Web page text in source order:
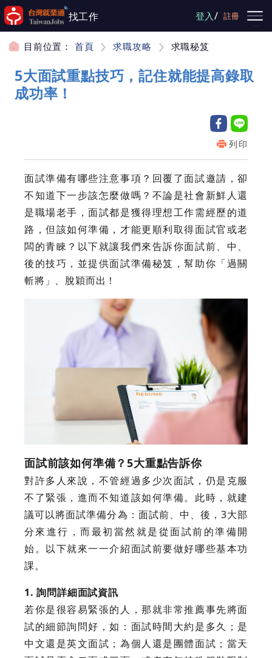
跳到主要內容
找工作 登入/ 註冊
目前位置： 首頁 求職攻略 求職秘笈
5大面試重點技巧，記住就能提高錄取
成功率！
列印
面試準備有哪些注意事項？回覆了面試邀請，卻
不知道下一步該怎麼做嗎？不論是社會新鮮人還
是職場老手，面試都是獲得理想工作需經歷的道
路，但該如何準備，才能更順利取得面試官或老
闆的青睞？以下就讓我們來告訴你面試前、中、
後的技巧，並提供面試準備秘笈，幫助你「過關
斬將」、脫穎而出！
面試前該如何準備？5大重點告訴你
對許多人來說，不管經過多少次面試，仍是克服
不了緊張，進而不知道該如何準備。此時，就建
議可以將面試準備分為：面試前、中、後，3大部
分來進行，而最初當然就是從面試前的準備開
始。以下就來一一介紹面試前要做好哪些基本功
課。
1. 詢問詳細面試資訊
若你是很容易緊張的人，那就非常推薦事先將面
試的細節詢問好，如：面試時間大約是多久；是
中文還是英文面試；為個人還是團體面試；當天